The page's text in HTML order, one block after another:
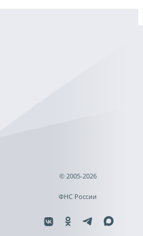
© 2005-2026
ФНС России